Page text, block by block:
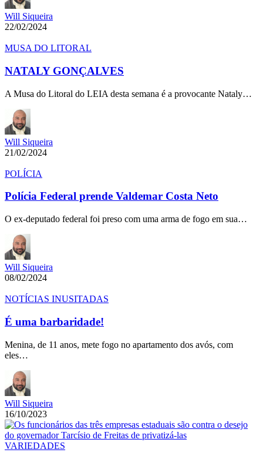
Will Siqueira
22/02/2024
MUSA DO LITORAL
NATALY GONÇALVES
A Musa do Litoral do LEIA desta semana é a provocante Nataly…
Will Siqueira
21/02/2024
POLÍCIA
Polícia Federal prende Valdemar Costa Neto
O ex-deputado federal foi preso com uma arma de fogo em sua…
Will Siqueira
08/02/2024
NOTÍCIAS INUSITADAS
É uma barbaridade!
Menina, de 11 anos, mete fogo no apartamento dos avós, com
eles…
Will Siqueira
16/10/2023
VARIEDADES